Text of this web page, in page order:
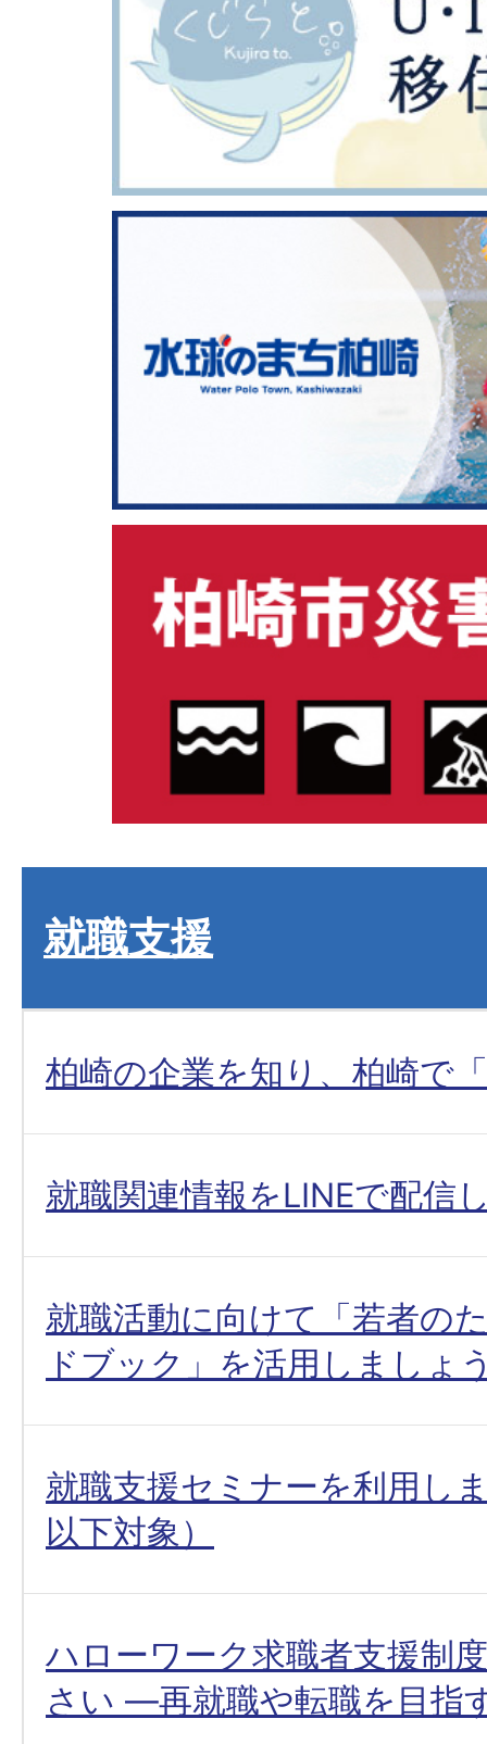
就職支援
柏崎の企業を知り、柏崎で
就職関連情報をLINEで配信
就職活動に向けて「若者の
ドブック」を活用しましょ
就職支援セミナーを利用し
以下対象）
ハローワーク求職者支援制
さい ―再就職や転職を目指